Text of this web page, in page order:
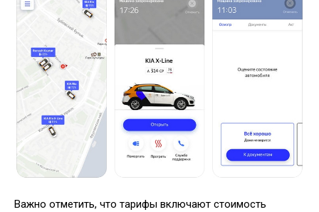
Важно отметить, что тарифы включают стоимость